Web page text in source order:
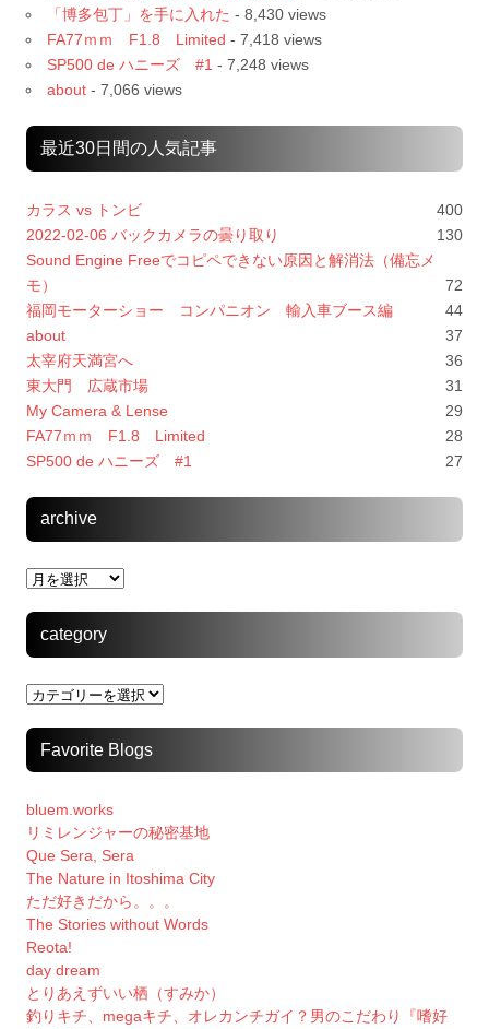
「博多包丁」を手に入れた - 8,430 views
FA77ｍｍ F1.8 Limited - 7,418 views
SP500 de ハニーズ #1 - 7,248 views
about - 7,066 views
最近30日間の人気記事
カラス vs トンビ
400
2022-02-06 バックカメラの曇り取り
130
Sound Engine Freeでコピペできない原因と解消法（備忘メ
モ）
72
福岡モーターショー コンパニオン 輸入車ブース編
44
about
37
太宰府天満宮へ
36
東大門 広蔵市場
31
My Camera & Lense
29
FA77ｍｍ F1.8 Limited
28
SP500 de ハニーズ #1
27
archive
archive
category
category
Favorite Blogs
bluem.works
リミレンジャーの秘密基地
Que Sera, Sera
The Nature in Itoshima City
ただ好きだから。。。
The Stories without Words
Reota!
day dream
とりあえずいい栖（すみか）
釣りキチ、megaキチ、オレカンチガイ？男のこだわり『嗜好